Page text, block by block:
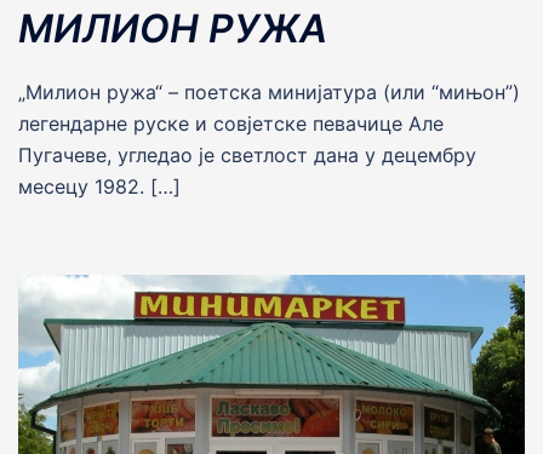
МИЛИОН РУЖА
„Милион ружа“ – поетска миниjатура (или “мињон”)
легендарне руске и совjетске певачице Але
Пугачеве, угледао jе светлост дана у децембру
месецу 1982. […]